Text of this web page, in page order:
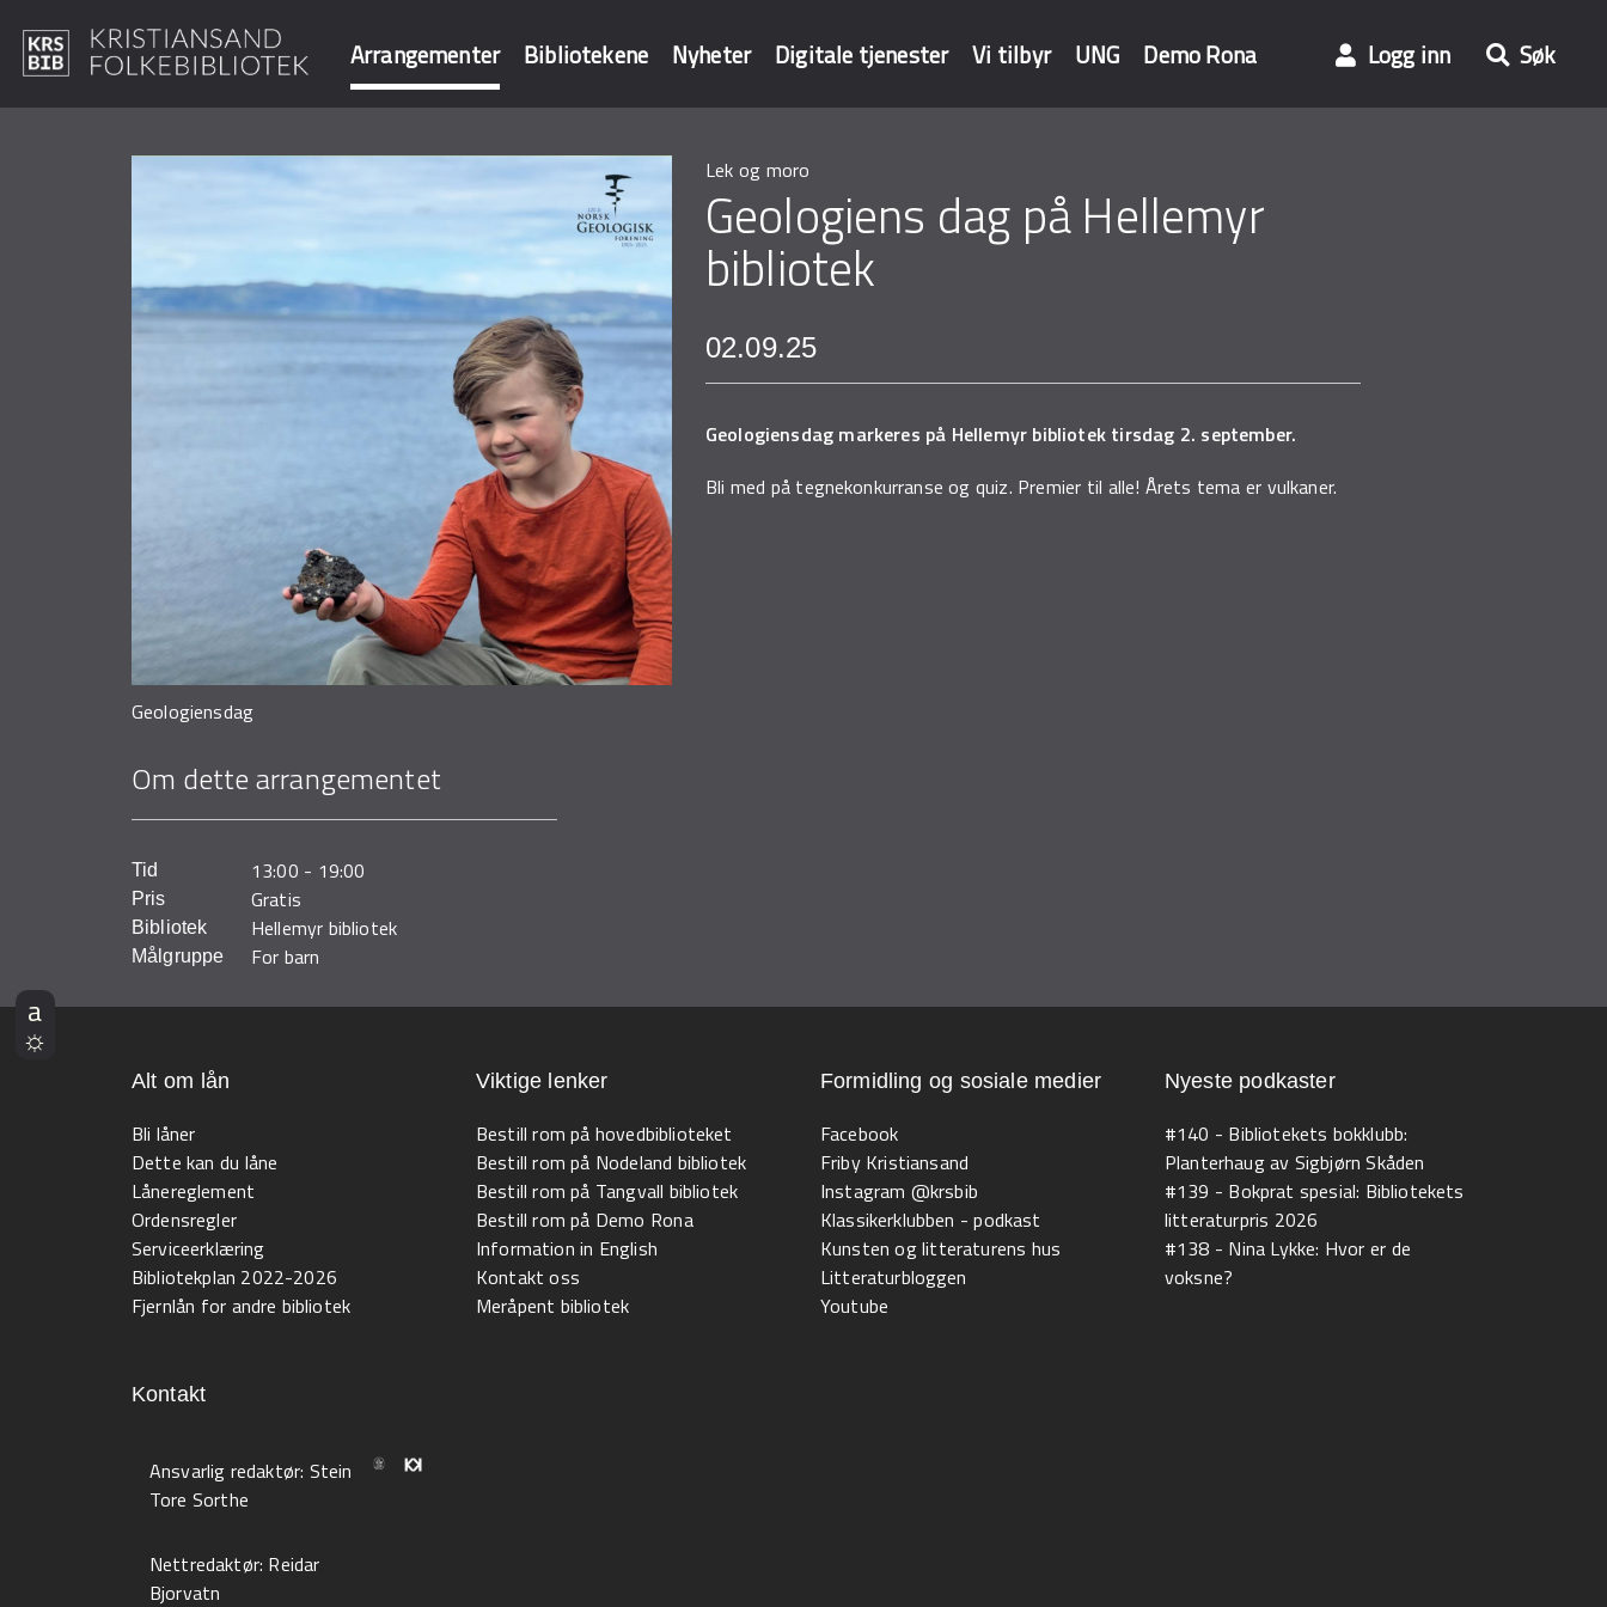
Arrangementer Bibliotekene Nyheter Digitale tjenester Vi tilbyr UNG Demo Rona Logg inn Søk
Geologiensdag
Om dette arrangementet
Tid 13:00 - 19:00
Pris Gratis
Bibliotek Hellemyr bibliotek
Målgruppe For barn
Lek og moro
Geologiens dag på Hellemyr
bibliotek
02.09.25
Geologiensdag markeres på Hellemyr bibliotek tirsdag 2. september.
Bli med på tegnekonkurranse og quiz. Premier til alle! Årets tema er vulkaner.
Alt om lån
Bli låner
Dette kan du låne
Lånereglement
Ordensregler
Serviceerklæring
Bibliotekplan 2022-2026
Fjernlån for andre bibliotek
Viktige lenker
Bestill rom på hovedbiblioteket
Bestill rom på Nodeland bibliotek
Bestill rom på Tangvall bibliotek
Bestill rom på Demo Rona
Information in English
Kontakt oss
Meråpent bibliotek
Formidling og sosiale medier
Facebook
Friby Kristiansand
Instagram @krsbib
Klassikerklubben - podkast
Kunsten og litteraturens hus
Litteraturbloggen
Youtube
Nyeste podkaster
#140 - Bibliotekets bokklubb:
Planterhaug av Sigbjørn Skåden
#139 - Bokprat spesial: Bibliotekets
litteraturpris 2026
#138 - Nina Lykke: Hvor er de
voksne?
Kontakt
Ansvarlig redaktør: Stein
Tore Sorthe
Nettredaktør: Reidar
Bjorvatn